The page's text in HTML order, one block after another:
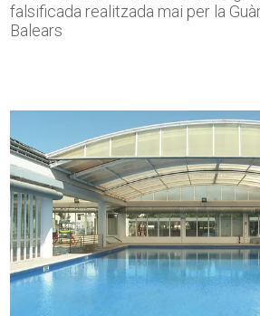
falsificada realitzada mai per la
Balears